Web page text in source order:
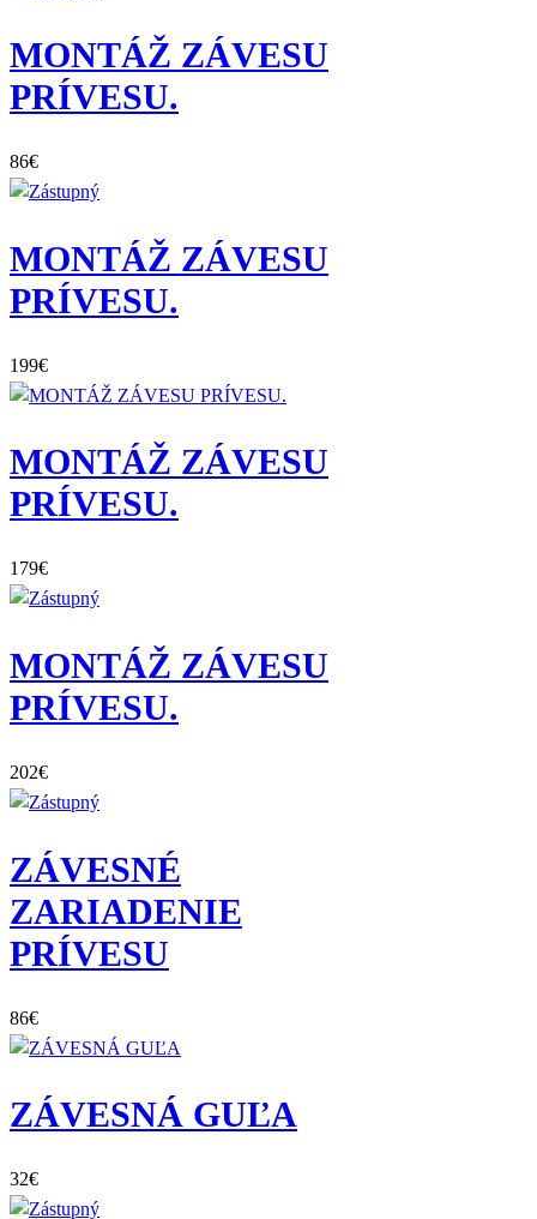
MONTÁŽ ZÁVESU
PRÍVESU.
86€
MONTÁŽ ZÁVESU
PRÍVESU.
199€
MONTÁŽ ZÁVESU
PRÍVESU.
179€
MONTÁŽ ZÁVESU
PRÍVESU.
202€
ZÁVESNÉ
ZARIADENIE
PRÍVESU
86€
ZÁVESNÁ GUĽA
32€